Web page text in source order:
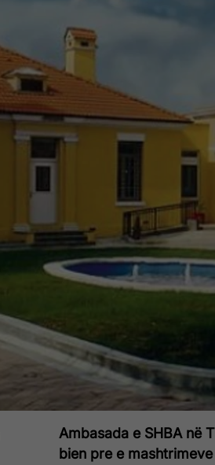
Ambasada e SHBA në
bien pre e